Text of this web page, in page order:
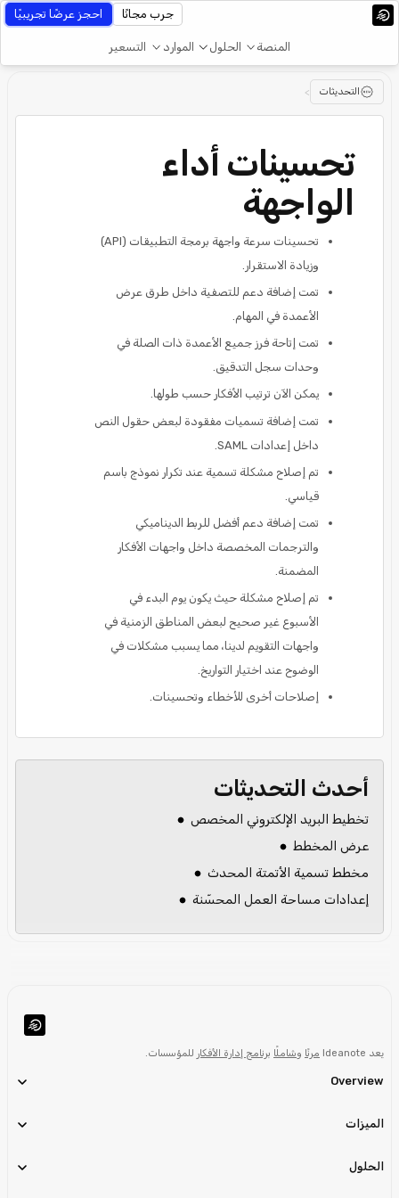
المنصة الحلول الموارد التسعير
جرب مجانًا احجز عرضًا تجريبيًا
التحديثات >
تحسينات أداء
الواجهة
تحسينات سرعة واجهة برمجة التطبيقات (API)
وزيادة الاستقرار.
تمت إضافة دعم للتصفية داخل طرق عرض
الأعمدة في المهام.
تمت إتاحة فرز جميع الأعمدة ذات الصلة في
وحدات سجل التدقيق.
يمكن الآن ترتيب الأفكار حسب طولها.
تمت إضافة تسميات مفقودة لبعض حقول النص
داخل إعدادات SAML.
تم إصلاح مشكلة تسمية عند تكرار نموذج باسم
قياسي.
تمت إضافة دعم أفضل للربط الديناميكي
والترجمات المخصصة داخل واجهات الأفكار
المضمنة.
تم إصلاح مشكلة حيث يكون يوم البدء في
الأسبوع غير صحيح لبعض المناطق الزمنية في
واجهات التقويم لدينا، مما يسبب مشكلات في
الوضوح عند اختيار التواريخ.
إصلاحات أخرى للأخطاء وتحسينات.
أحدث التحديثات
تخطيط البريد الإلكتروني المخصص
عرض المخطط
مخطط تسمية الأتمتة المحدث
إعدادات مساحة العمل المحسّنة
يعد Ideanote مرنًا وشاملًا برنامج إدارة الأفكار للمؤسسات.
Overview
الميزات
الحلول